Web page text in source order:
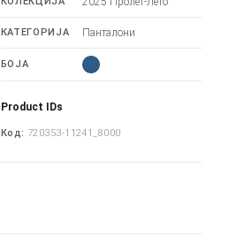
КАТЕГОРИЈА Панталони
БОЈА
Product IDs
Код: 720353-11241_8000